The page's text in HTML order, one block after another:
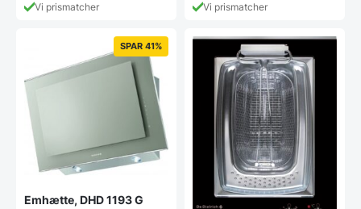
Vi prismatcher Vi prismatcher
SPAR 41%
Emhætte, DHD 1193 G